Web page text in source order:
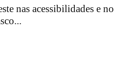
nas acessibilidades e no